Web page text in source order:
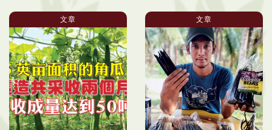
文章 文章